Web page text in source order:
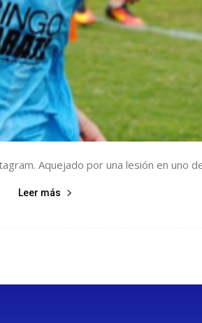
Aquejado por una lesión en uno
Leer más